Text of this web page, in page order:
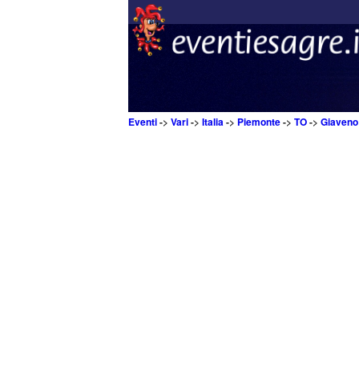
Eventi-> Vari-> Italia-> Piemonte-> TO-> Giaveno